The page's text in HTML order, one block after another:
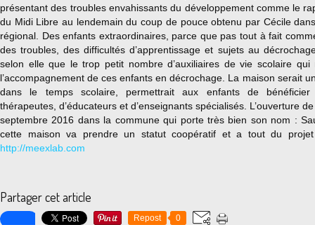
présentant des troubles envahissants du développement comme le
du Midi Libre au lendemain du coup de pouce obtenu par Cécile
régional. Des enfants extraordinaires, parce que pas tout à fait
des troubles, des difficultés d’apprentissage et sujets au
selon elle que le trop petit nombre d’auxiliaires de vie scolaire qui
l’accompagnement de ces enfants en décrochage. La maison serait
dans le temps scolaire, permettrait aux enfants de bénéficier
thérapeutes, d’éducateurs et d’enseignants spécialisés. L’ouverture
septembre 2016 dans la commune qui porte très bien son nom :
cette maison va prendre un statut coopératif et a tout du
http://meexlab.com
Partager cet article
Repost 0